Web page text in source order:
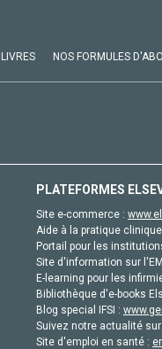
LIVRES NOS FORMULES
PLATEFORMES
Site e-commerce :
Aide à la pratique
Portail pour les
Site d'information sur
E-learning pour les
Bibliothèque d'e-books
Blog special IFSI :
Suivez notre actualité
Site d'emploi en santé :